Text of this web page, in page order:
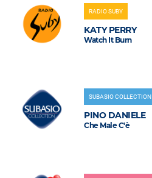
RADIO SUBY
KATY PERRY
Watch It Burn
SUBASIO COLLECTION
PINO DANIELE
Che Male C'è